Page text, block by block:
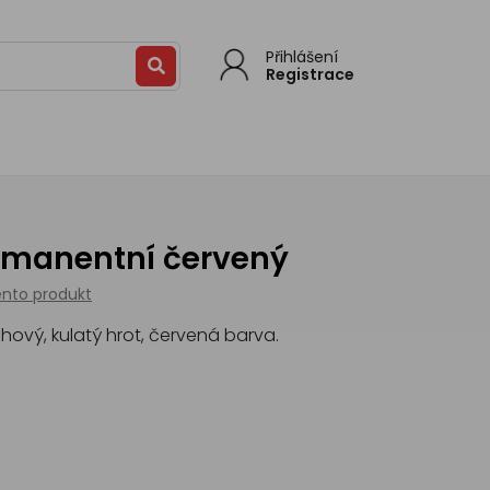
Přihlášení
Registrace
červený
produkt
kulatý hrot, červená barva.